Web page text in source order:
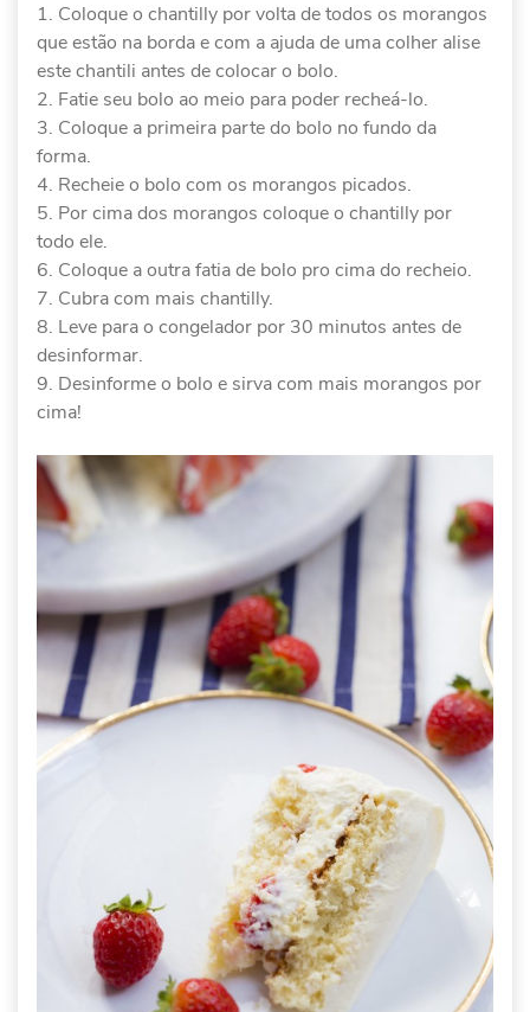
Coloque o chantilly por volta de todos os morangos
que estão na borda e com a ajuda de uma colher alise
este chantili antes de colocar o bolo.
Fatie seu bolo ao meio para poder recheá-lo.
Coloque a primeira parte do bolo no fundo da
forma.
Recheie o bolo com os morangos picados.
Por cima dos morangos coloque o chantilly por
todo ele.
Coloque a outra fatia de bolo pro cima do recheio.
Cubra com mais chantilly.
Leve para o congelador por 30 minutos antes de
desinformar.
Desinforme o bolo e sirva com mais morangos por
cima!